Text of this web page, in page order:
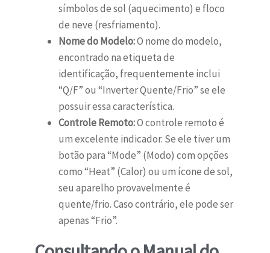
símbolos de sol (aquecimento) e floco
de neve (resfriamento).
Nome do Modelo:O nome do modelo,
encontrado na etiqueta de
identificação, frequentemente inclui
“Q/F” ou “Inverter Quente/Frio” se ele
possuir essa característica.
Controle Remoto:O controle remoto é
um excelente indicador. Se ele tiver um
botão para “Mode” (Modo) com opções
como “Heat” (Calor) ou um ícone de sol,
seu aparelho provavelmente é
quente/frio. Caso contrário, ele pode ser
apenas “Frio”.